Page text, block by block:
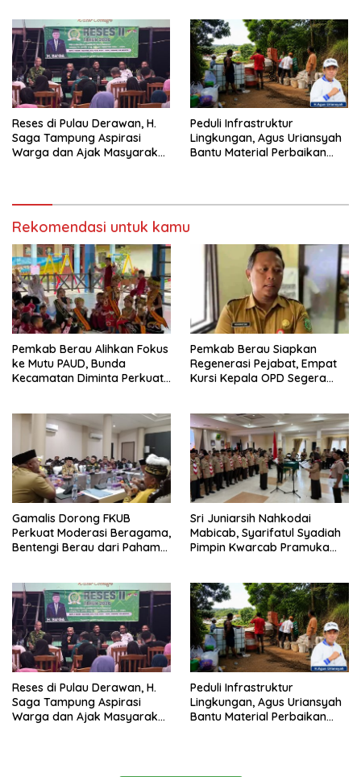
Reses di Pulau Derawan, H.
Saga Tampung Aspirasi
Warga dan Ajak Masyarakat
Peduli Infrastruktur
Lingkungan, Agus Uriansyah
Bantu Material Perbaikan
Rekomendasi untuk kamu
Pemkab Berau Alihkan Fokus
ke Mutu PAUD, Bunda
Kecamatan Diminta Perkuat
Pemkab Berau Siapkan
Regenerasi Pejabat, Empat
Kursi Kepala OPD Segera
Gamalis Dorong FKUB
Perkuat Moderasi Beragama,
Bentengi Berau dari Paham
Sri Juniarsih Nahkodai
Mabicab, Syarifatul Syadiah
Pimpin Kwarcab Pramuka
Reses di Pulau Derawan, H.
Saga Tampung Aspirasi
Warga dan Ajak Masyarakat
Peduli Infrastruktur
Lingkungan, Agus Uriansyah
Bantu Material Perbaikan